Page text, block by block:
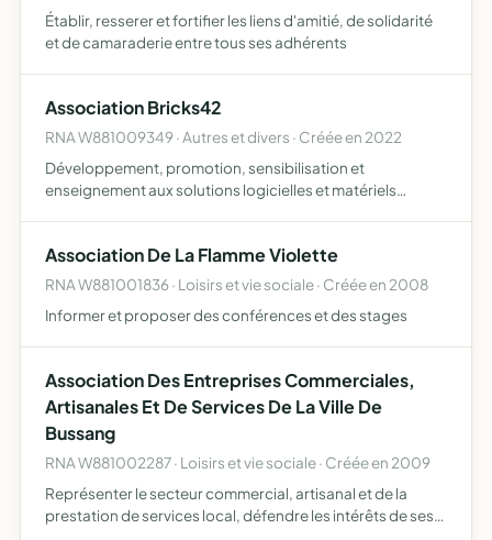
Établir, resserer et fortifier les liens d'amitié, de solidarité
et de camaraderie entre tous ses adhérents
Association Bricks42
RNA W881009349 · Autres et divers · Créée en 2022
Développement, promotion, sensibilisation et
enseignement aux solutions logicielles et matériels
environn…
Association De La Flamme Violette
RNA W881001836 · Loisirs et vie sociale · Créée en 2008
Informer et proposer des conférences et des stages
Association Des Entreprises Commerciales,
Artisanales Et De Services De La Ville De
Bussang
RNA W881002287 · Loisirs et vie sociale · Créée en 2009
Représenter le secteur commercial, artisanal et de la
prestation de services local, défendre les intérêts de ses